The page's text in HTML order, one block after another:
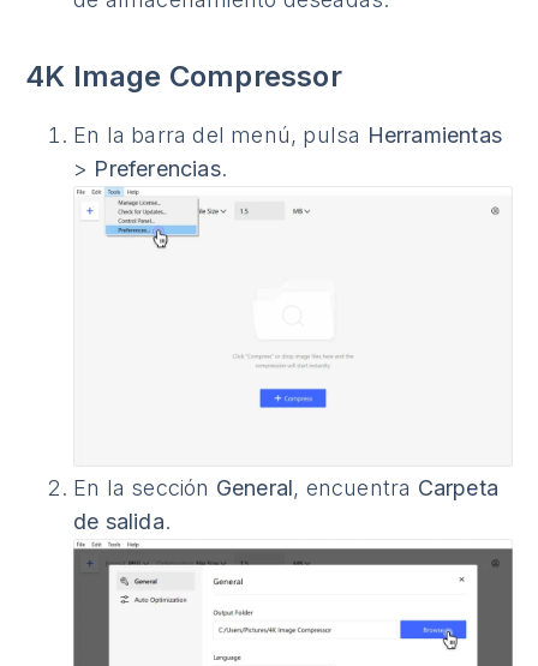
4K Image Compressor
En la barra del menú, pulsa Herramientas
> Preferencias.
En la sección General, encuentra Carpeta
de salida.